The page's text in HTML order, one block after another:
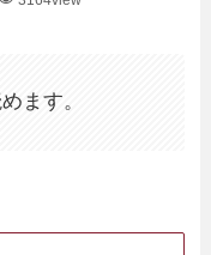
ます。